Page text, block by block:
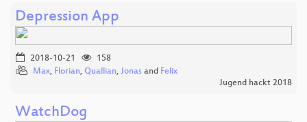
Depression App
2018-10-21
158
Max, Florian, Quallian, Jonas and Felix
Jugend hackt 2018
WatchDog